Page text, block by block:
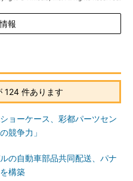
報
124 件あります
ョーケース、彩都パーツセン
競争力」
の自動車部品共同配送、パナ
構築